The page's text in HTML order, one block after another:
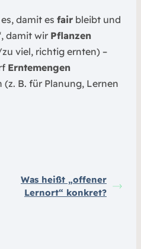
damit es fair bleibt und
damit wir Pflanzen
viel, richtig ernten) –
Erntemengen
(z. B. für Planung, Lernen
Was heißt „offener
Lernort“ konkret?